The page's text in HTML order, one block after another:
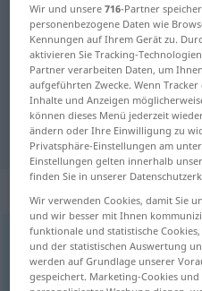
Deutsch-
für
"voraussichtlich"
Übersetzung
voraussichtlichadj
Übersicht aller
Wir und unsere716-Partner
personenbezogene Daten wie
Kennungen auf Ihrem Gerät zu.
aktivieren Sie Tracking-
Partner verarbeiten Daten, um
aufgeführten Zwecke. Wenn
Inhalte und Anzeigen
können dieses Menü jederzeit
ändern oder Ihre Einwilligung zu
Privatsphäre-Einstellungen am
Einstellungen gelten innerhalb
finden Sie in unserer
Wir verwenden Cookies, damit Sie
und wir besser mit Ihnen
funktionale und statistische
und der statistischen Auswertung
werden auf Grundlage unserer
gespeichert. Marketing-Cookies